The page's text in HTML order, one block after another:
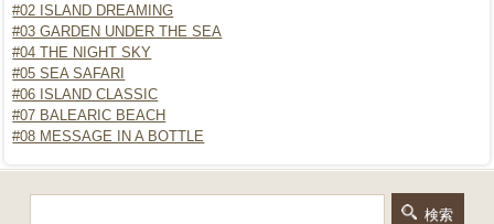
#02 ISLAND DREAMING
#03 GARDEN UNDER THE SEA
#04 THE NIGHT SKY
#05 SEA SAFARI
#06 ISLAND CLASSIC
#07 BALEARIC BEACH
#08 MESSAGE IN A BOTTLE